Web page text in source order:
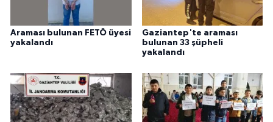
Araması bulunan FETÖ üyesi
yakalandı
Gaziantep'te araması
bulunan 33 şüpheli
yakalandı